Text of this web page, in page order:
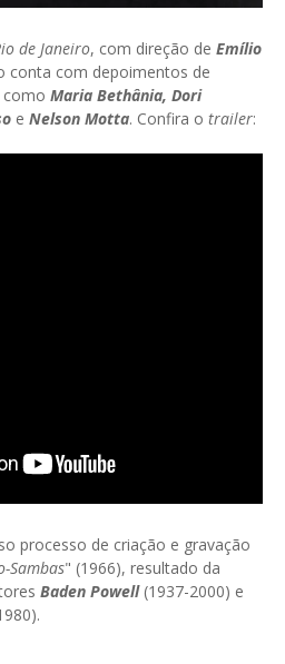
de Janeiro, com direção de Emílio
conta com depoimentos de
como Maria Bethânia, Dori
e Nelson Motta. Confira o trailer:
processo de criação e gravação
Sambas" (1966), resultado da
Baden Powell (1937-2000) e